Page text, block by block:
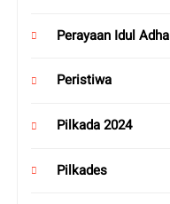
Perayaan Idul Adha
Peristiwa
Pilkada 2024
Pilkades